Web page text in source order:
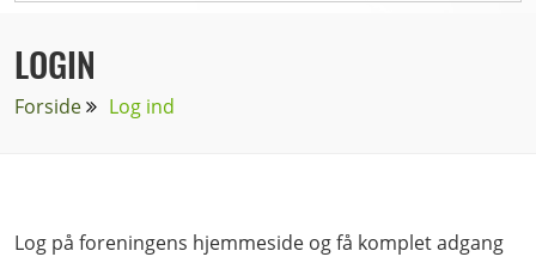
LOGIN
Forside Log ind
Log på foreningens hjemmeside og få komplet adgang